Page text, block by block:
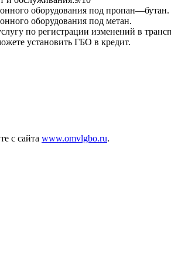
оборудования под пропан—бутан.
оборудования под метан.
по регистрации изменений в
установить ГБО в кредит.
с сайта www.omvlgbo.ru.